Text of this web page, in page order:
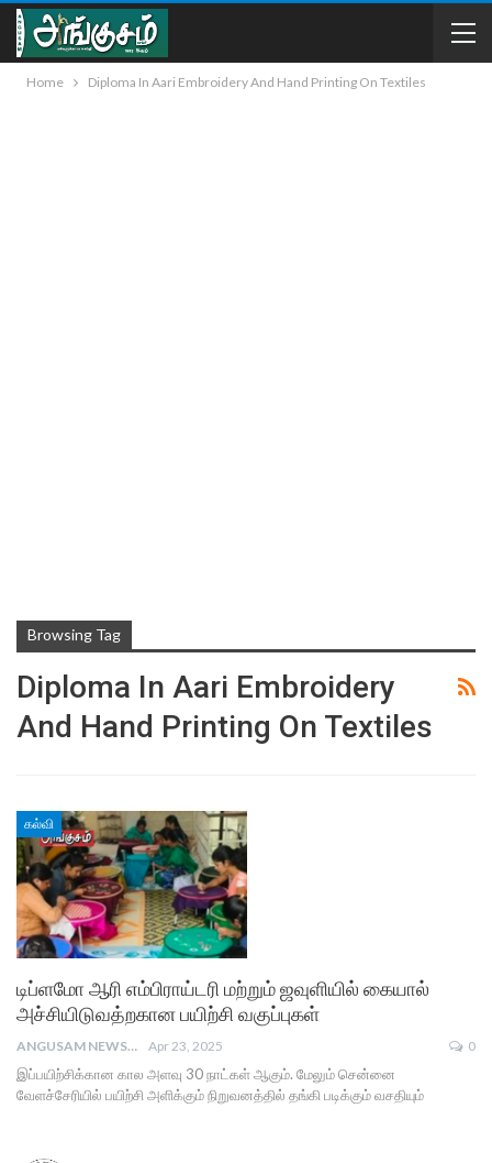
Home Diploma In Aari Embroidery And Hand Printing On Textiles
Browsing Tag
Diploma In Aari Embroidery
And Hand Printing On Textiles
கல்வி
டிப்ளமோ ஆரி எம்பிராய்டரி மற்றும் ஜவுளியில் கையால்
அச்சியிடுவத்றகான பயிற்சி வகுப்புகள்
ANGUSAM NEWS Apr 23, 2025 0
இப்பயிற்சிக்கான கால அளவு 30 நாட்கள் ஆகும். மேலும் சென்னை
வேளச்சேரியில் பயிற்சி அளிக்கும் நிறுவனத்தில் தங்கி படிக்கும் வசதியும்